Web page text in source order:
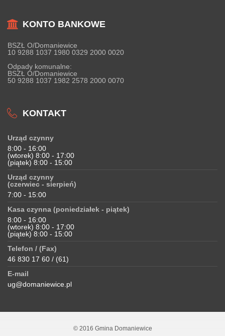
KONTO BANKOWE
BSZŁ O/Domaniewice
10 9288 1037 1980 0329 2000 0020
Odpady komunalne:
BSZŁ O/Domaniewice
50 9288 1037 1982 2578 2000 0070
KONTAKT
Urząd czynny
8:00 - 16:00
(wtorek) 8:00 - 17:00
(piątek) 8:00 - 15:00
Urząd czynny
(czerwiec - sierpień)
7:00 - 15:00
Kasa czynna (poniedziałek - piątek)
8:00 - 16:00
(wtorek) 8:00 - 17:00
(piątek) 8:00 - 15:00
Telefon / (Fax)
46 830 17 60 / (61)
E-mail
ug@domaniewice.pl
© 2016 Gmina Domaniewice